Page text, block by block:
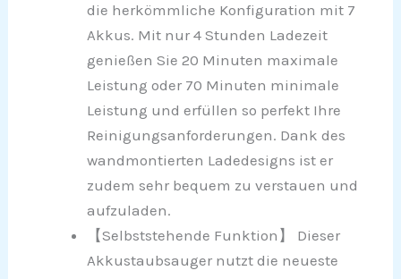
die herkömmliche Konfiguration mit 7
Akkus. Mit nur 4 Stunden Ladezeit
genießen Sie 20 Minuten maximale
Leistung oder 70 Minuten minimale
Leistung und erfüllen so perfekt Ihre
Reinigungsanforderungen. Dank des
wandmontierten Ladedesigns ist er
zudem sehr bequem zu verstauen und
aufzuladen.
【Selbststehende Funktion】 Dieser
Akkustaubsauger nutzt die neueste